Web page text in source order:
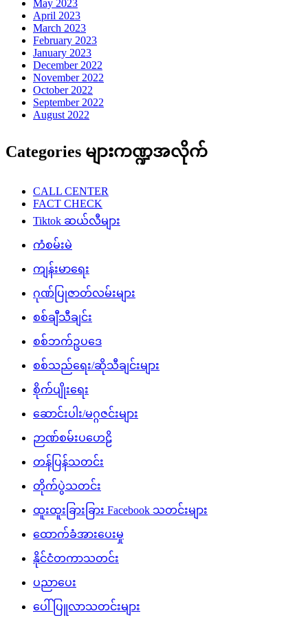
May 2023
April 2023
March 2023
February 2023
January 2023
December 2022
November 2022
October 2022
September 2022
August 2022
Categories များကဏ္ဍအလိုက်
CALL CENTER
FACT CHECK
Tiktok ဆယ်လီများ
ကံစမ်းမဲ
ကျန်းမာရေး
ဂုဏ်ပြုဇာတ်လမ်းများ
စစ်ချီသီချင်း
စစ်ဘက်ဥပဒေ
စစ်သည်ရေး/ဆိုသီချင်းများ
စိုက်ပျိုးရေး
ဆောင်းပါး/မဂ္ဂဇင်းများ
ဉာဏ်စမ်းပဟေဠိ
တန်ပြန်သတင်း
တိုက်ပွဲသတင်း
ထူးထူးခြားခြား Facebook သတင်းများ
ထောက်ခံအားပေးမှု
နိုင်ငံတကာသတင်း
ပညာပေး
ပေါ်ပြူလာသတင်းများ